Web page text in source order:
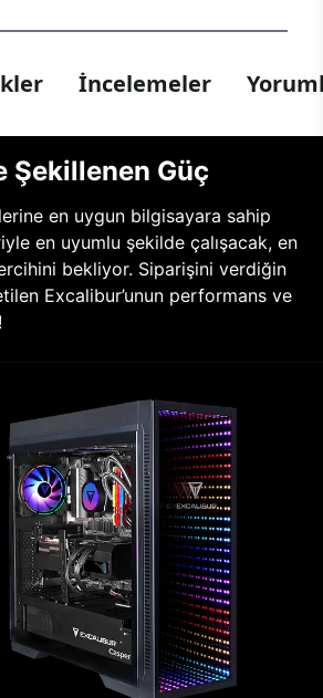
İncelemeler
Şekillenen Güç
en uygun bilgisayara sahip
en uyumlu şekilde çalışacak, en
bekliyor. Siparişini verdiğin
Excalibur’unun performans ve